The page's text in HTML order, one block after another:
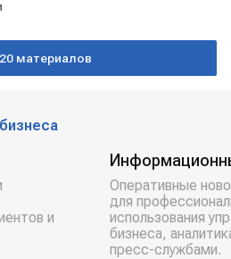
материалов
и
Оперативные
для
использования
бизнеса,
пресс-службами.